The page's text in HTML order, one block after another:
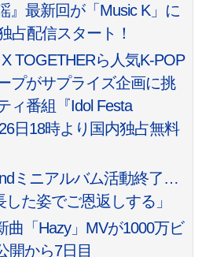
』最新回が「Music K」に
占配信スタート！
TOGETHERら人気K-POP
プがサプライズ企画に挑
ィ番組『Idol Festa
日18時より国内独占無料
ミニアルバム活動終了…
した姿でご恩返しする」
曲「Hazy」MVが1000万ビ
開から7日目